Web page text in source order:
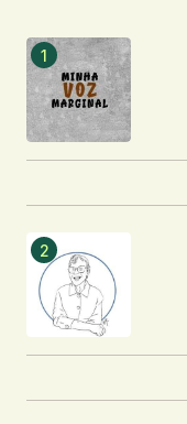
Notifique-me
Enviar